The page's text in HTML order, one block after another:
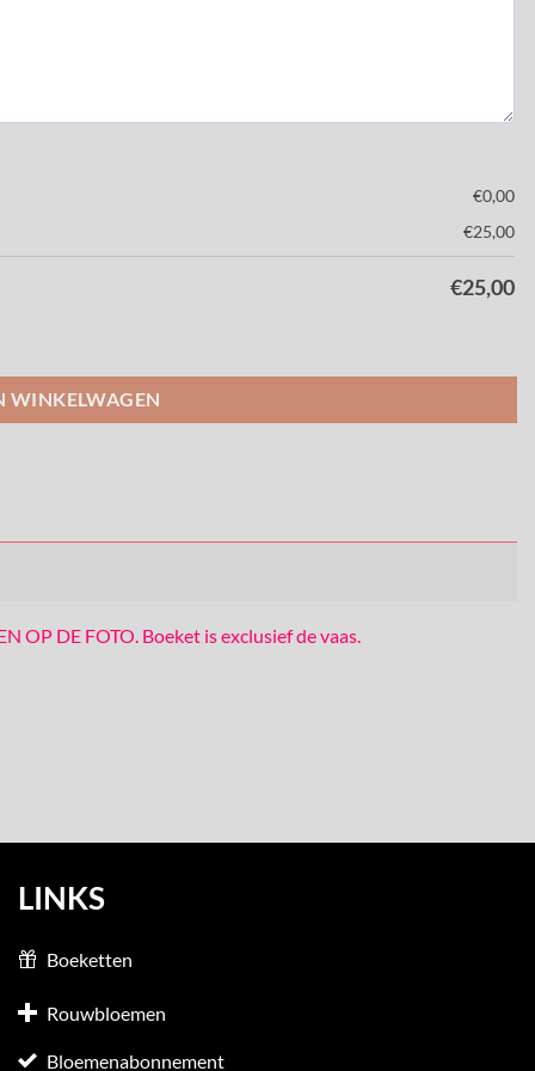
€0,00
€25,00
€25,00
WINKELWAGEN
OP DE FOTO. Boeket is exclusief de vaas.
LINKS
Boeketten
Rouwbloemen
Bloemenabonnement